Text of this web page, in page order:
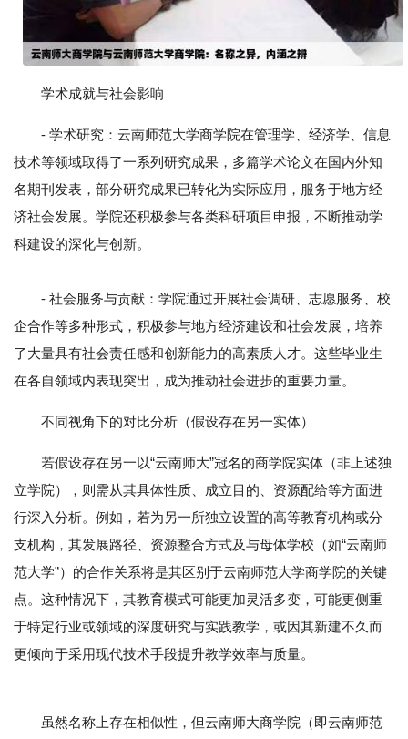
学术成就与社会影响
- 学术研究：云南师范大学商学院在管理学、经济学、信息
技术等领域取得了一系列研究成果，多篇学术论文在国内外知
名期刊发表，部分研究成果已转化为实际应用，服务于地方经
济社会发展。学院还积极参与各类科研项目申报，不断推动学
科建设的深化与创新。
- 社会服务与贡献：学院通过开展社会调研、志愿服务、校
企合作等多种形式，积极参与地方经济建设和社会发展，培养
了大量具有社会责任感和创新能力的高素质人才。这些毕业生
在各自领域内表现突出，成为推动社会进步的重要力量。
不同视角下的对比分析（假设存在另一实体）
若假设存在另一以“云南师大”冠名的商学院实体（非上述独
立学院），则需从其具体性质、成立目的、资源配给等方面进
行深入分析。例如，若为另一所独立设置的高等教育机构或分
支机构，其发展路径、资源整合方式及与母体学校（如“云南师
范大学”）的合作关系将是其区别于云南师范大学商学院的关键
点。这种情况下，其教育模式可能更加灵活多变，可能更侧重
于特定行业或领域的深度研究与实践教学，或因其新建不久而
更倾向于采用现代技术手段提升教学效率与质量。
虽然名称上存在相似性，但云南师大商学院（即云南师范